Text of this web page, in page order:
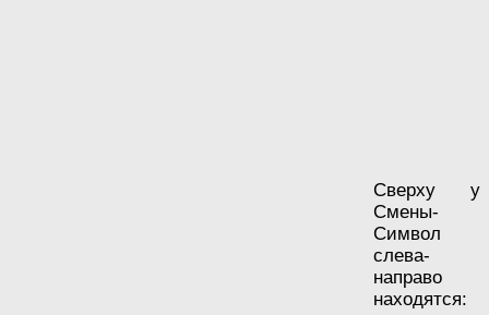
Сверху у
Смены-
Символ
слева-
направо
находятся: